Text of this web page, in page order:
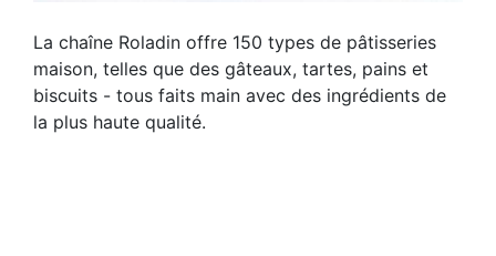
La chaîne Roladin offre 150 types de pâtisseries
maison, telles que des gâteaux, tartes, pains et
biscuits - tous faits main avec des ingrédients de
la plus haute qualité.